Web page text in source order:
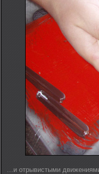
…и отрывистыми